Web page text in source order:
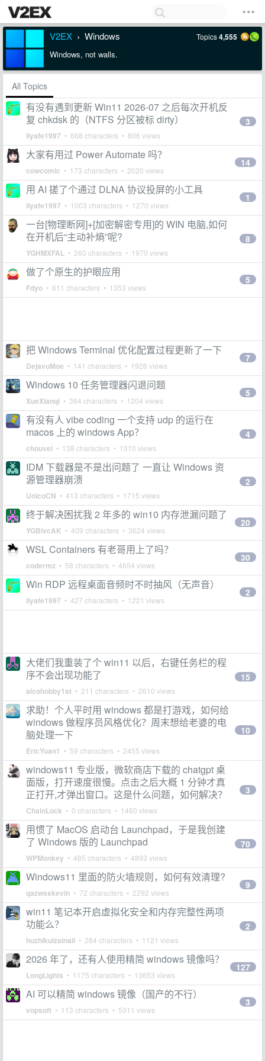
V2EX › Windows Topics4,555
Windows, not walls.
All Topics
有没有遇到更新 Win11 2026-07 之后每次开机反
复 chkdsk 的（NTFS 分区被标 dirty）
liyafe1997 • 668 characters • 806 views
3
大家有用过 Power Automate 吗？
cowcomic • 173 characters • 2020 views
14
用 AI 搓了个通过 DLNA 协议投屏的小工具
liyafe1997 • 1003 characters • 1270 views
1
一台[物理断网]+[加密解密专用]的 WIN 电脑,如何
在开机后“主动补熵”呢?
YGHMXFAL • 260 characters • 1970 views
8
做了个原生的护眼应用
Fdyo • 611 characters • 1353 views
5
把 Windows Terminal 优化配置过程更新了一下
DejavuMoe • 141 characters • 1926 views
7
Windows 10 任务管理器闪退问题
XueXianqi • 364 characters • 1204 views
5
有没有人 vibe coding 一个支持 udp 的运行在
macos 上的 windows App？
chouvel • 138 characters • 1310 views
4
IDM 下载器是不是出问题了 一直让 Windows 资
源管理器崩溃
UnicoCN • 413 characters • 1715 views
2
终于解决困扰我 2 年多的 win10 内存泄漏问题了
YGBlvcAK • 409 characters • 3624 views
20
WSL Containers 有老哥用上了吗？
codermz • 58 characters • 4654 views
30
Win RDP 远程桌面音频时不时抽风（无声音）
liyafe1997 • 427 characters • 1221 views
2
大佬们我重装了个 win11 以后，右键任务栏的程
序不会出现功能了
alcohobby1st • 211 characters • 2610 views
15
求助！个人平时用 windows 都是打游戏，如何给
windows 做程序员风格优化？周末想给老婆的电
脑处理一下
EricYuan1 • 59 characters • 2455 views
10
windows11 专业版，微软商店下载的 chatgpt 桌
面版，打开速度很慢。点击之后大概 1 分钟才真
正打开,才弹出窗口。这是什么问题，如何解决？
ChainLock • 0 characters • 1460 views
3
用惯了 MacOS 启动台 Launchpad，于是我创建
了 Windows 版的 Launchpad
WPMonkey • 485 characters • 4893 views
70
Windows11 里面的防火墙规则，如何有效清理?
qazwsxkevin • 72 characters • 2292 views
9
win11 笔记本开启虚拟化安全和内存完整性两项
功能么？
huzhikuizainali • 284 characters • 1121 views
2
2026 年了，还有人使用精简 windows 镜像吗？
LongLights • 1175 characters • 13653 views
127
AI 可以精简 windows 镜像（国产的不行）
vopsoft • 113 characters • 5311 views
3